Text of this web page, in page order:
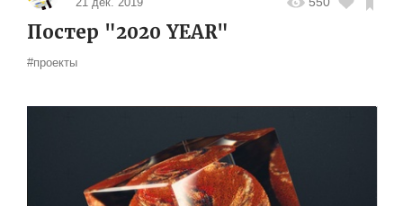
Постер "2020 YEAR"
#проекты